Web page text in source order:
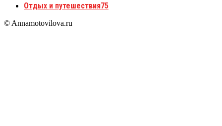
Отдых и путешествия75
© Annamotovilova.ru